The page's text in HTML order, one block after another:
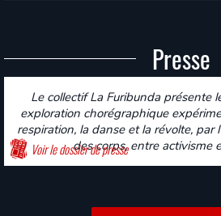
Presse
Le collectif La Furibunda présente
exploration chorégraphique
respiration, la danse et la révolte, par
des corps, entre activisme
Voir le dossier de presse